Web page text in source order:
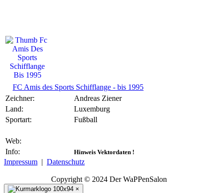
FC Amis des Sports Schifflange - bis 1995
Zeichner:
Andreas Ziener
Land:
Luxemburg
Sportart:
Fußball
Web:
Info:
Hinweis Vektordaten !
Impressum | Datenschutz
Copyright © 2024 Der WaPPenSalon
×